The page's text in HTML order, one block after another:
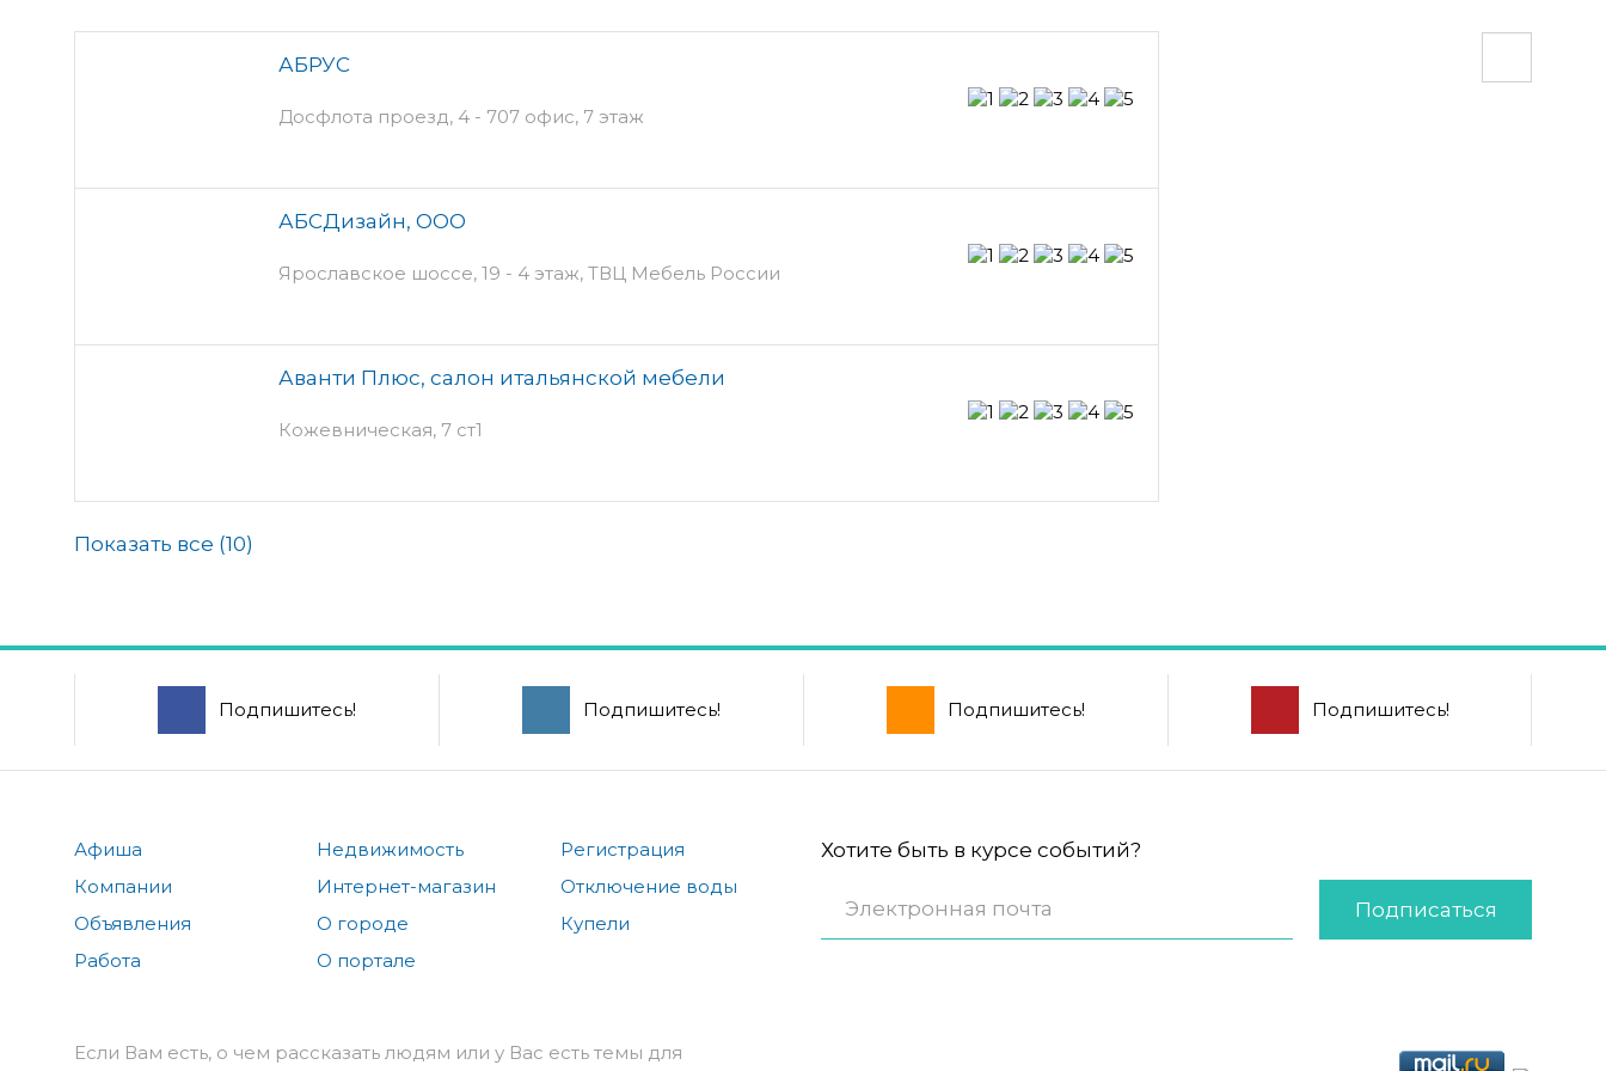
АБРУС
Досфлота проезд, 4 - 707 офис, 7 этаж
АБСДизайн, ООО
Ярославское шоссе, 19 - 4 этаж, ТВЦ Мебель России
Аванти Плюс, салон итальянской мебели
Кожевническая, 7 ст1
Показать все (10)
Подпишитесь! Подпишитесь! Подпишитесь! Подпишитесь!
Афиша
Компании
Объявления
Работа
Недвижимость
Интернет-магазин
О городе
О портале
Регистрация
Отключение воды
Купели
Хотите быть в курсе событий?
Подписаться
Если Вам есть, о чем рассказать людям или у Вас есть темы для